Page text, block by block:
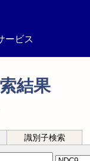
ービス
結果
識別子検索